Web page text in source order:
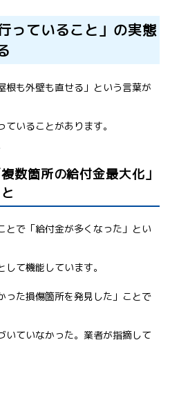
っていること」の実態
根も外壁も直せる」という言葉が
いることがあります。
数箇所の給付金最大化」
とで「給付金が多くなった」とい
て機能しています。
った損傷箇所を発見した」ことで
いていなかった。業者が指摘して